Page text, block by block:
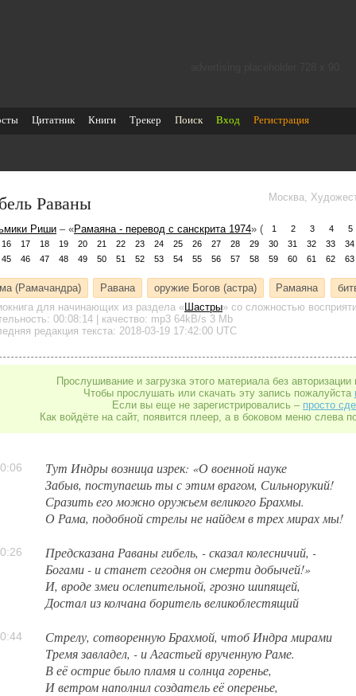
Цитатник Книги Трекер Поиск Вход Регистрация
Раваны Москва,
Риши – «Рамаяна - перевод с санскрита 1974» ( 1 2 3 4
5
16 17 18 19 20 21 22 23 24 25 26 27 28 29 30 31 32 33
34
45 46 47 48 49 50 51 52 53 54 55 56 57 58 59 60 61 62 63
(Рамачандра) Равана оружие Богов (астра) Рамаяна
для начинающих из раздела «Шастры» со сложностью
00:08:14 | качество: mp3 64kB/s 3 Mb
редакция текста: 2018-03-19 17:42:00 UTC
Прослушивание и загрузка этого материала без
Чтобы прослушать или скачать эту запись пожалуйста
Если вы еще не зарегистрировались – просто
Как войдёте на сайт, появится плеер, а в боковом меню слева
Тут Индры возница изрек: «О военной науке
Забыв, поступаешь ты с этим врагом, Сильнорукий!
Сразить его можно оружьем великого Брахмы.
О Рама, подобной стрелы не найдем в трех мирах мы!
Предсказана Раваны гибель, - сказал колесничий, -
Богами - и станет сегодня он смерти добычей!»
И, вроде змеи ослепительной, грозно шипящей,
Достал из колчана боритель великоблестящий
Стрелу, сотворенную Брахмой, чтоб Индра мирами
Тремя завладел, - и Агастьей врученную Раме.
В её острие было пламя и солнца горенье,
И ветром наполнил создатель её оперенье,